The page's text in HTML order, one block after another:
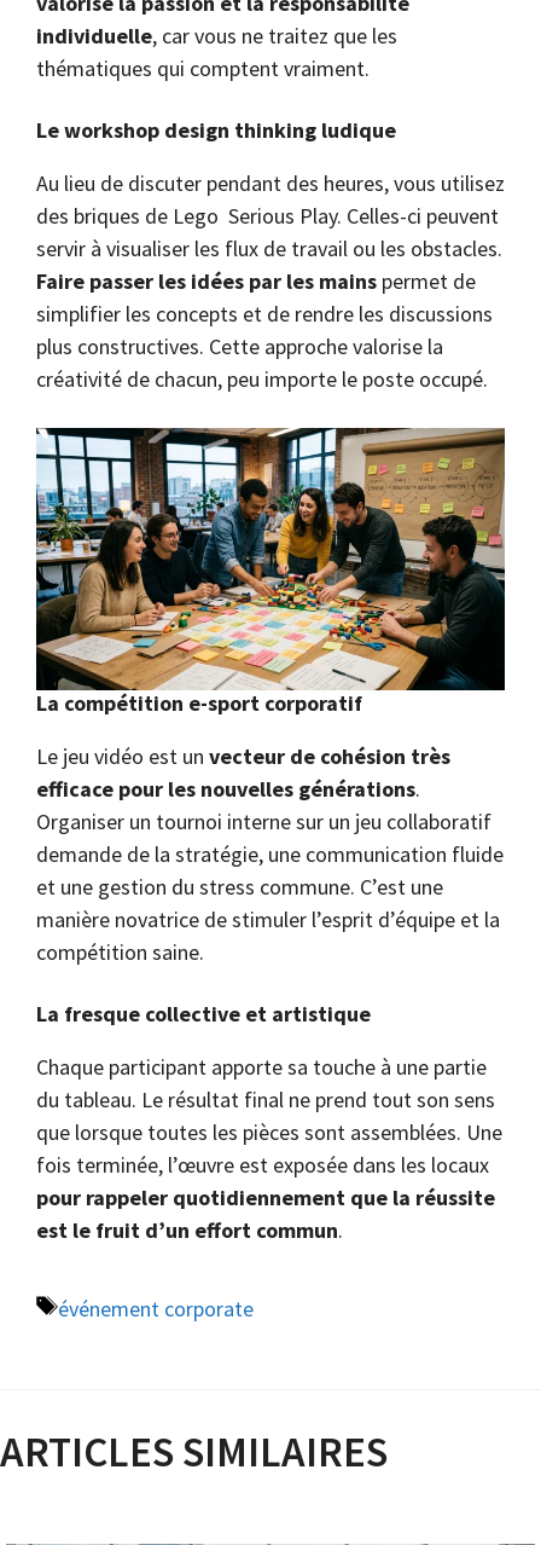
individuelle, car vous ne traitez que les
thématiques qui comptent vraiment.
Le workshop design thinking ludique
Au lieu de discuter pendant des heures, vous utilisez
des briques de Lego Serious Play. Celles-ci peuvent
servir à visualiser les flux de travail ou les obstacles.
Faire passer les idées par les mains permet de
simplifier les concepts et de rendre les discussions
plus constructives. Cette approche valorise la
créativité de chacun, peu importe le poste occupé.
La compétition e-sport corporatif
Le jeu vidéo est un vecteur de cohésion très
efficace pour les nouvelles générations.
Organiser un tournoi interne sur un jeu collaboratif
demande de la stratégie, une communication fluide
et une gestion du stress commune. C’est une
manière novatrice de stimuler l’esprit d’équipe et la
compétition saine.
La fresque collective et artistique
Chaque participant apporte sa touche à une partie
du tableau. Le résultat final ne prend tout son sens
que lorsque toutes les pièces sont assemblées. Une
fois terminée, l’œuvre est exposée dans les locaux
pour rappeler quotidiennement que la réussite
est le fruit d’un effort commun.
Étiquettes
événement corporate
ARTICLES SIMILAIRES